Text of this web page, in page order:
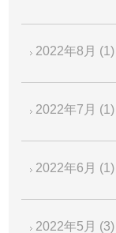
2022年8月 (1)
2022年7月 (1)
2022年6月 (1)
2022年5月 (3)